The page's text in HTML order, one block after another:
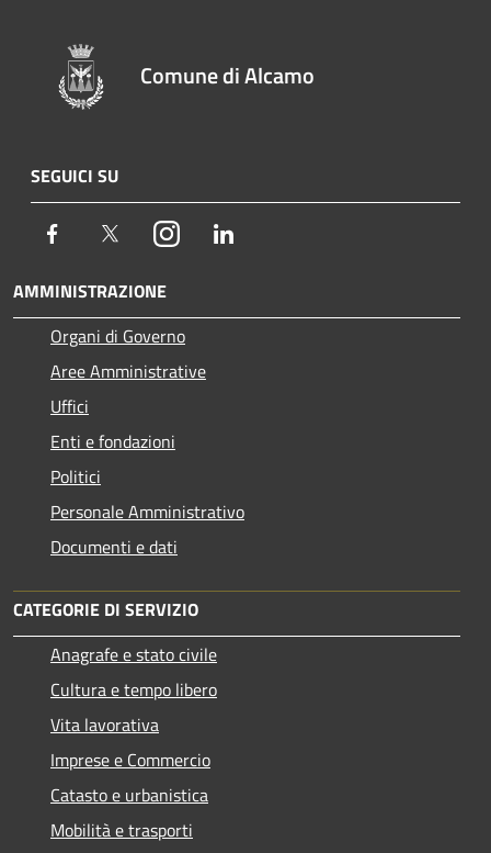
Comune di Alcamo
SEGUICI SU
Facebook TwitterInstagram
AMMINISTRAZIONE
Organi di Governo
Aree Amministrative
Uffici
Enti e fondazioni
Politici
Personale Amministrativo
Documenti e dati
CATEGORIE DI SERVIZIO
Anagrafe e stato civile
Cultura e tempo libero
Vita lavorativa
Imprese e Commercio
Catasto e urbanistica
Mobilità e trasporti